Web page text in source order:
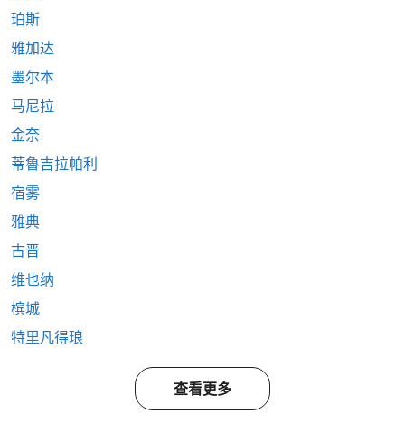
珀斯
雅加达
墨尔本
马尼拉
金奈
蒂魯吉拉帕利
宿雾
雅典
古晋
维也纳
槟城
特里凡得琅
查看更多